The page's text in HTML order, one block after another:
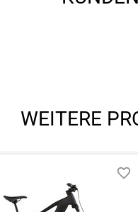
Seitenwände,
WEITERE